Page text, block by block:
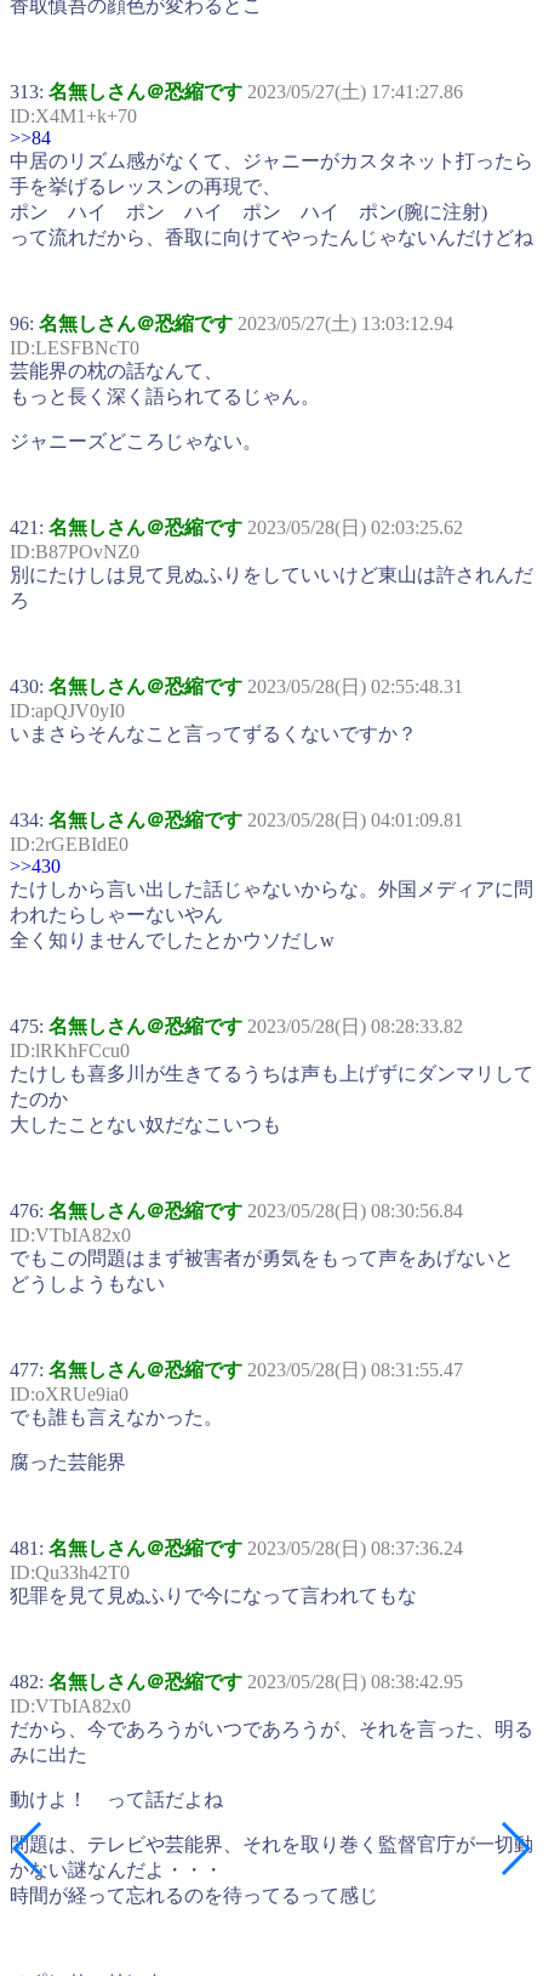
香取慎吾の顔色が変わるとこ
313: 名無しさん＠恐縮です 2023/05/27(土) 17:41:27.86
ID:X4M1+k+70
>>84
中居のリズム感がなくて、ジャニーがカスタネット打ったら
手を挙げるレッスンの再現で、
ポン ハイ ポン ハイ ポン ハイ ポン(腕に注射)
って流れだから、香取に向けてやったんじゃないんだけどね
96: 名無しさん＠恐縮です 2023/05/27(土) 13:03:12.94
ID:LESFBNcT0
芸能界の枕の話なんて、
もっと長く深く語られてるじゃん。
ジャニーズどころじゃない。
421: 名無しさん＠恐縮です 2023/05/28(日) 02:03:25.62
ID:B87POvNZ0
別にたけしは見て見ぬふりをしていいけど東山は許されんだ
ろ
430: 名無しさん＠恐縮です 2023/05/28(日) 02:55:48.31
ID:apQJV0yI0
いまさらそんなこと言ってずるくないですか？
434: 名無しさん＠恐縮です 2023/05/28(日) 04:01:09.81
ID:2rGEBIdE0
>>430
たけしから言い出した話じゃないからな。外国メディアに問
われたらしゃーないやん
全く知りませんでしたとかウソだしw
475: 名無しさん＠恐縮です 2023/05/28(日) 08:28:33.82
ID:lRKhFCcu0
たけしも喜多川が生きてるうちは声も上げずにダンマリして
たのか
大したことない奴だなこいつも
476: 名無しさん＠恐縮です 2023/05/28(日) 08:30:56.84
ID:VTbIA82x0
でもこの問題はまず被害者が勇気をもって声をあげないと
どうしようもない
477: 名無しさん＠恐縮です 2023/05/28(日) 08:31:55.47
ID:oXRUe9ia0
でも誰も言えなかった。
腐った芸能界
481: 名無しさん＠恐縮です 2023/05/28(日) 08:37:36.24
ID:Qu33h42T0
犯罪を見て見ぬふりで今になって言われてもな
482: 名無しさん＠恐縮です 2023/05/28(日) 08:38:42.95
ID:VTbIA82x0
だから、今であろうがいつであろうが、それを言った、明る
みに出た
動けよ！ って話だよね
問題は、テレビや芸能界、それを取り巻く監督官庁が一切動
かない謎なんだよ・・・
時間が経って忘れるのを待ってるって感じ